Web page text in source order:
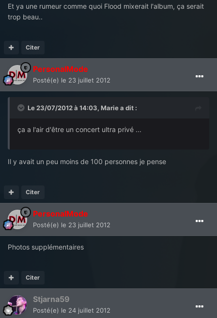
Et ya une rumeur comme quoi Flood mixerait l'album, ça serait
trop beau..
Citer
PersonalMode
Posté(e) le 23 juillet 2012
Le 23/07/2012 à 14:03, Marie a dit :
ça a l'air d'être un concert ultra privé ...
Il y avait un peu moins de 100 personnes je pense
Citer
PersonalMode
Posté(e) le 23 juillet 2012
Photos supplémentaires
Citer
Stjarna59
Posté(e) le 24 juillet 2012